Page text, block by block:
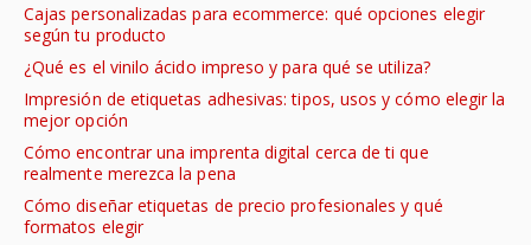
Cajas personalizadas para ecommerce: qué opciones elegir
según tu producto
¿Qué es el vinilo ácido impreso y para qué se utiliza?
Impresión de etiquetas adhesivas: tipos, usos y cómo elegir la
mejor opción
Cómo encontrar una imprenta digital cerca de ti que
realmente merezca la pena
Cómo diseñar etiquetas de precio profesionales y qué
formatos elegir